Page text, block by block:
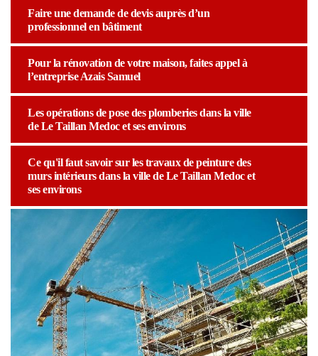
Faire une demande de devis auprès d’un
professionnel en bâtiment
Pour la rénovation de votre maison, faites appel à
l’entreprise Azais Samuel
Les opérations de pose des plomberies dans la ville
de Le Taillan Medoc et ses environs
Ce qu'il faut savoir sur les travaux de peinture des
murs intérieurs dans la ville de Le Taillan Medoc et
ses environs